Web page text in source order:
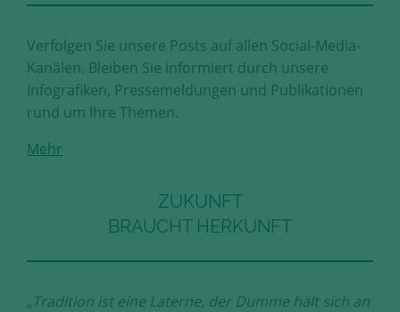
Verfolgen Sie unsere Posts auf allen Social-Media-
Kanälen. Bleiben Sie informiert durch unsere
Infografiken, Pressemeldungen und Publikationen
rund um Ihre Themen.
Mehr
ZUKUNFT
BRAUCHT HERKUNFT
„Tradition ist eine Laterne, der Dumme hält sich an
wieder für unsere Besucher
optimieren.
Speichern und schließen
Mehr über die genutzten Cookies erfahren